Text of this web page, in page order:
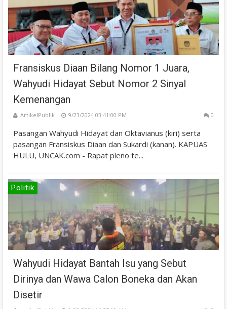
Fransiskus Diaan Bilang Nomor 1 Juara,
Wahyudi Hidayat Sebut Nomor 2 Sinyal
Kemenangan
ArtikelPublik 9/23/2024 03:41:00 PM 0
Pasangan Wahyudi Hidayat dan Oktavianus (kiri) serta
pasangan Fransiskus Diaan dan Sukardi (kanan). KAPUAS
HULU, UNCAK.com - Rapat pleno te...
Politik
Wahyudi Hidayat Bantah Isu yang Sebut
Dirinya dan Wawa Calon Boneka dan Akan
Disetir